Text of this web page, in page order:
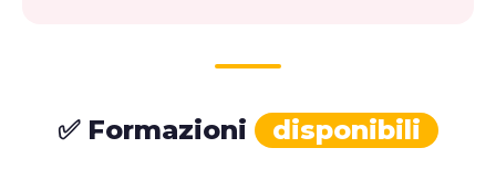
✅ Formazioni disponibili